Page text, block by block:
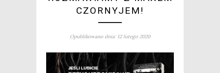
CZORNYJEM!
Opublikowano dnia: 12 lutego 2020